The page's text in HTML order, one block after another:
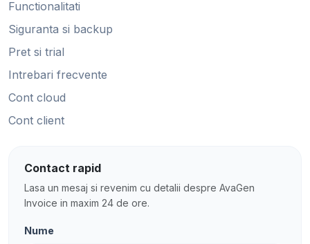
Functionalitati
Siguranta si backup
Pret si trial
Intrebari frecvente
Cont cloud
Cont client
Contact rapid
Lasa un mesaj si revenim cu detalii despre AvaGen
Invoice in maxim 24 de ore.
Nume